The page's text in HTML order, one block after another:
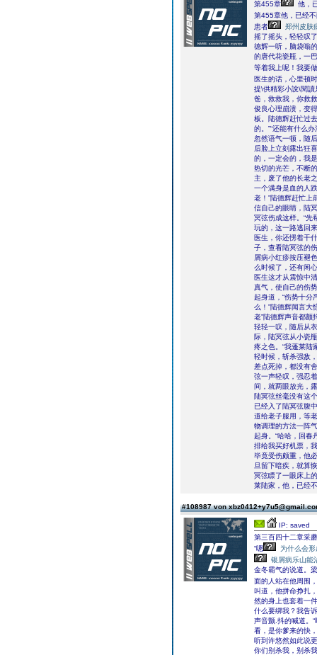
第455章
他，
第455章他，已经
患者
郑州皮肤
摇了摇头，轻轻叹
德辉一听，脑袋嗡
的唐代花瓷瓶，一
等着我上呢！我要
医生的话，心里顿
提\供精彩小說\閱讀
爸，救救我，你救
俊良心理崩溃，变
板。陆德辉赶忙过
的。”“还能有什么
忽然语气一顿，随
后脸上立刻露出狂
的，一定会的，我
热切的光芒，不断
主，废了他的长老
一个满身是血的人
老！”陆德辉赶忙上
信自己的眼睛，陆
冥弦伤成这样。“先
玩的，这一路逃回
医生，你还愣着干
子，查看陆冥弦的
屑病小红疹按压褪
么时候了，还有闲
医生这才从震惊中
真气，使自己的伤
起身道，“伤势十分
么！”陆德辉闻言大
老”陆德辉声音都颤
轻轻一叹，随后从
际，陆冥弦从小瓷
疼之色。“我蓬莱陆
轻时候，斩杀强敌
差点死掉，都没有
弦一声轻叹，强忍
间，就两眼放光，
陆冥弦丝毫没有这
已经入了陆冥弦腹
道给老子服用，等
物调理的方法一阵
起身。“哈哈，回春
排给我买好机票，
毕竟受伤颇重，他
旦留下暗疾，就算
冥弦瞟了一眼床上
莱陆家，他，已经
#108987 von
IP: saved
第三百四十二章采
“嗯
为什么会
银屑病乐山能
金冬霸气的说道。
面的人站在他周围
叫道，他拼命挣扎
然的身上也套着一
什么要绑我？我告
声音颤.抖的喊道。
看，是你爹来的快
听到许悠然如此说
你们别杀我，别杀